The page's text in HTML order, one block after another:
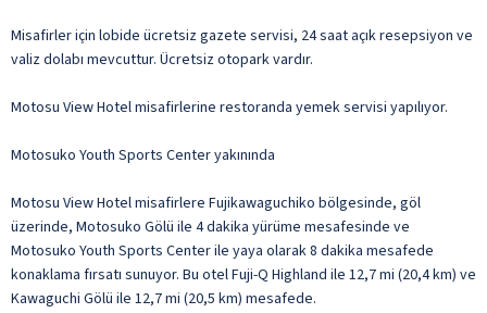
Misafirler için lobide ücretsiz gazete servisi, 24 saat açık resepsiyon ve
valiz dolabı mevcuttur. Ücretsiz otopark vardır.
Motosu View Hotel misafirlerine restoranda yemek servisi yapılıyor.
Motosuko Youth Sports Center yakınında
Motosu View Hotel misafirlere Fujikawaguchiko bölgesinde, göl
üzerinde, Motosuko Gölü ile 4 dakika yürüme mesafesinde ve
Motosuko Youth Sports Center ile yaya olarak 8 dakika mesafede
konaklama fırsatı sunuyor. Bu otel Fuji-Q Highland ile 12,7 mi (20,4 km) ve
Kawaguchi Gölü ile 12,7 mi (20,5 km) mesafede.